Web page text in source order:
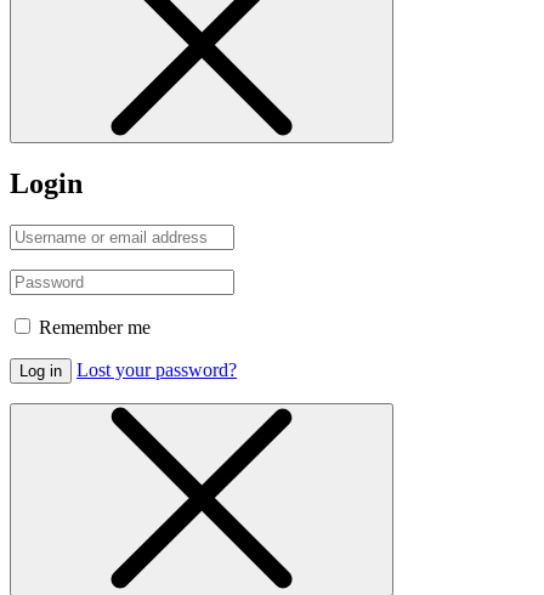
Login
Remember me
Log in Lost your password?